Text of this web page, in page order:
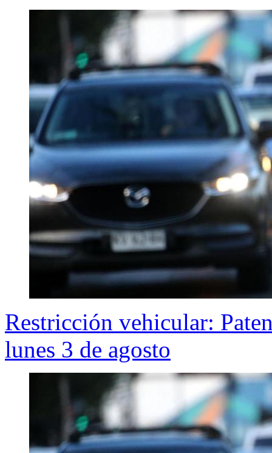
Restricción vehicular:
lunes 3 de agosto